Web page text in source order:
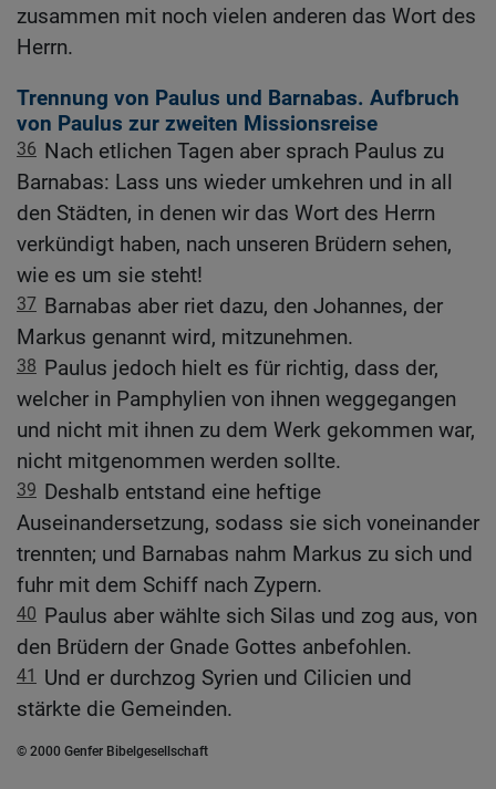
zusammen mit noch vielen anderen das Wort des
Herrn.
Trennung von Paulus und Barnabas. Aufbruch
von Paulus zur zweiten Missionsreise
36 Nach etlichen Tagen aber sprach Paulus zu
Barnabas: Lass uns wieder umkehren und in all
den Städten, in denen wir das Wort des Herrn
verkündigt haben, nach unseren Brüdern sehen,
wie es um sie steht!
37 Barnabas aber riet dazu, den Johannes, der
Markus genannt wird, mitzunehmen.
38 Paulus jedoch hielt es für richtig, dass der,
welcher in Pamphylien von ihnen weggegangen
und nicht mit ihnen zu dem Werk gekommen war,
nicht mitgenommen werden sollte.
39 Deshalb entstand eine heftige
Auseinandersetzung, sodass sie sich voneinander
trennten; und Barnabas nahm Markus zu sich und
fuhr mit dem Schiff nach Zypern.
40 Paulus aber wählte sich Silas und zog aus, von
den Brüdern der Gnade Gottes anbefohlen.
41 Und er durchzog Syrien und Cilicien und
stärkte die Gemeinden.
© 2000 Genfer Bibelgesellschaft